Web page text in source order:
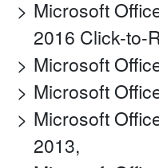
Microsoft
2016 Click-to-
Microsoft
Microsoft
Microsoft
2013,